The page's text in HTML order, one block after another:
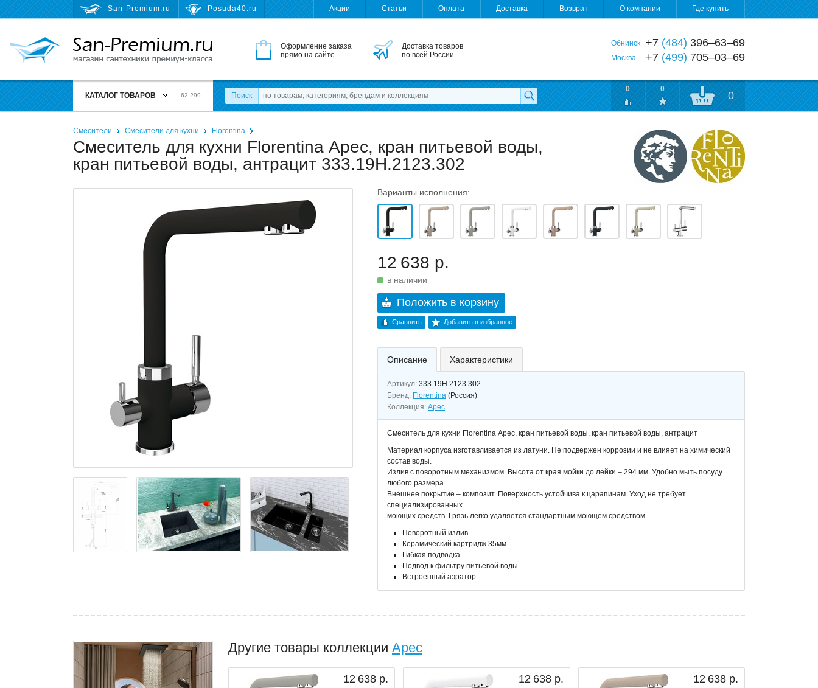
San-Premium.ru Posuda40.ru Акции Статьи Оплата Доставка Возврат О компании Где купить
Оформление заказа
прямо на сайте
Доставка товаров
по всей России
Обнинск +7 (484) 396‒63‒69
Москва +7 (499) 705‒03‒69
КАТАЛОГ ТОВАРОВ 62 299 Поиск
0 0
0
Смесители Смесители для кухни Florentina
Смеситель для кухни Florentina Арес, кран питьевой воды,
кран питьевой воды, антрацит 333.19H.2123.302
Варианты исполнения:
12 638 р.
в наличии
Положить в корзину
Сравнить Добавить в избранное
Описание Характеристики
Артикул: 333.19H.2123.302
Бренд: Florentina (Россия)
Коллекция: Арес
Смеситель для кухни Florentina Арес, кран питьевой воды, кран питьевой воды, антрацит
Материал корпуса изготавливается из латуни. Не подвержен коррозии и не влияет на химический
состав воды.
Излив с поворотным механизмом. Высота от края мойки до лейки – 294 мм. Удобно мыть посуду
любого размера.
Внешнее покрытие – композит. Поверхность устойчива к царапинам. Уход не требует
специализированных
моющих средств. Грязь легко удаляется стандартным моющем средством.
Поворотный излив
Керамический картридж 35мм
Гибкая подводка
Подвод к фильтру питьевой воды
Встроенный аэратор
Другие товары коллекции Арес
12 638 р. 12 638 р. 12 638 р.